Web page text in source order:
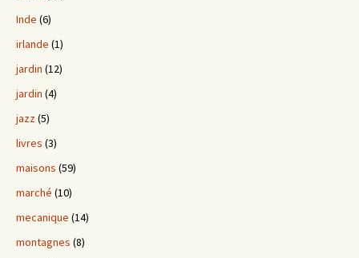
Inde (6)
irlande (1)
jardin (12)
jardin (4)
jazz (5)
livres (3)
maisons (59)
marché (10)
mecanique (14)
montagnes (8)